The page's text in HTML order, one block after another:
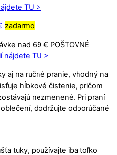
TU >
zadarmo
nad 69 € POŠTOVNÉ
nájdete TU >
aj na ručné pranie, vhodný na
hĺbkové čistenie, pričom
nezmenené. Pri praní
dodržujte odporúčané
tuky, používajte iba toľko